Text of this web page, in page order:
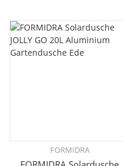
FORMIDRA